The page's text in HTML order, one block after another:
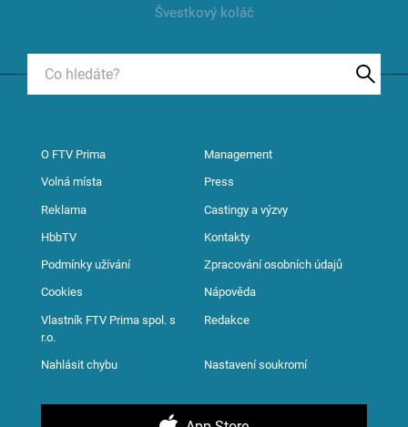
Švestkový koláč
O FTV Prima Management
Volná místa Press
Reklama Castingy a výzvy
HbbTV Kontakty
Podmínky užívání Zpracování osobních údajů
Cookies Nápověda
Vlastník FTV Prima spol. s
r.o.
Redakce
Nahlásit chybu Nastavení soukromí